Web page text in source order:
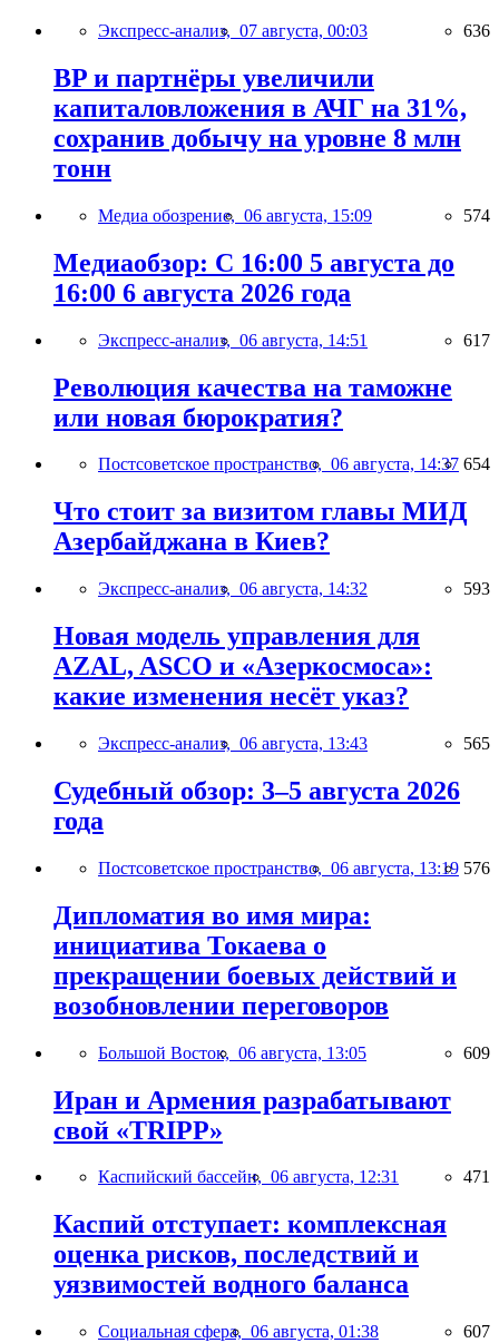
Экспресс-анализ, 07 августа, 00:03 636
BP и партнёры увеличили
капиталовложения в АЧГ на 31%,
сохранив добычу на уровне 8 млн
тонн
Медиа обозрение, 06 августа, 15:09 574
Медиаобзор: С 16:00 5 августа до
16:00 6 августа 2026 года
Экспресс-анализ, 06 августа, 14:51 617
Революция качества на таможне
или новая бюрократия?
Постсоветское пространство, 06 августа, 14:37 654
Что стоит за визитом главы МИД
Азербайджана в Киев?
Экспресс-анализ, 06 августа, 14:32 593
Новая модель управления для
AZAL, ASCO и «Азеркосмоса»:
какие изменения несёт указ?
Экспресс-анализ, 06 августа, 13:43 565
Судебный обзор: 3–5 августа 2026
года
Постсоветское пространство, 06 августа, 13:19 576
Дипломатия во имя мира:
инициатива Токаева о
прекращении боевых действий и
возобновлении переговоров
Большой Восток, 06 августа, 13:05 609
Иран и Армения разрабатывают
свой «TRIPP»
Каспийский бассейн, 06 августа, 12:31 471
Каспий отступает: комплексная
оценка рисков, последствий и
уязвимостей водного баланса
Социальная сфера, 06 августа, 01:38 607